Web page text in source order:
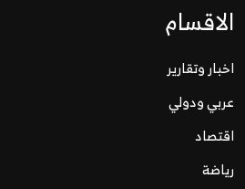
الاقسام
اخبار وتقارير
عربي ودولي
اقتصاد
رياضة